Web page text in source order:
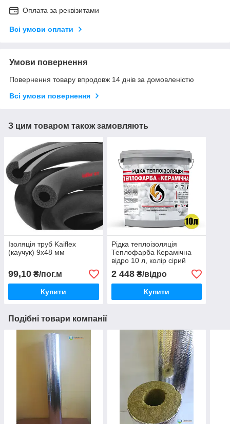
Оплата за реквізитами
Всі умови оплати
Умови повернення
Повернення товару впродовж 14 днів за домовленістю
Всі умови повернення
З цим товаром також замовляють
Ізоляція труб Kaiflex
(каучук) 9х48 мм
99,10 ₴/пог.м
Купити
Рідка теплоізоляція
Теплофарба Керамічна
відро 10 л, колір сірий
2 448₴/відро
Купити
Подібні товари компанії